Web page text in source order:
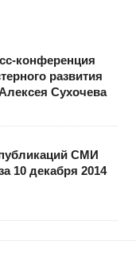
конференция
развития
Сухочева
СМИ
10 декабря 2014